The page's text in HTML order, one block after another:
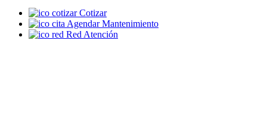
Cotizar
Agendar Mantenimiento
Red Atención